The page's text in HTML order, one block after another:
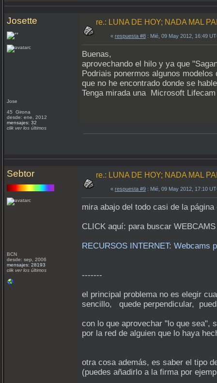
Josette
Jose
45 Girona
desde: ene, 2012
mensajes: 32
clik ver los últimos
re.: LUNA DE HOY; NADA MAL
« respuesta #8 : Mié, 09 May 2012, 16:49
Buenas,
aprovechando el hilo y ya que
Podriais ponermos algunos
que no he encontrado donde se
Tenga mirada una Microsoft
Sebtor
BCN
desde: sep, 2006
mensajes: 28193
clik ver los últimos
re.: LUNA DE HOY; NADA MAL
« respuesta #9 : Mié, 09 May 2012, 17:10
mira abajo del todo casi de la
CLICK aquí: para buscar
RECURSOS INTERNET: Webcams
-------
el principal problema no es elegir
sencillo, quede perpendicular,
con lo que aprovechar "lo que sea",
por la red de alguien que lo haya
otra cosa además, es saber el tipo
(puedes añadirlo a la firma por